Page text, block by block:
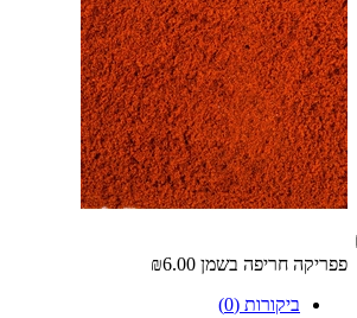
פפריקה חריפה בשמן ₪6.00
ביקורות (0)